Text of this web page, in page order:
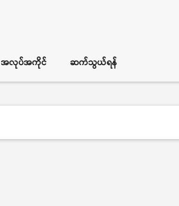
အလုပ်အကိုင် ဆက်သွယ်ရန်